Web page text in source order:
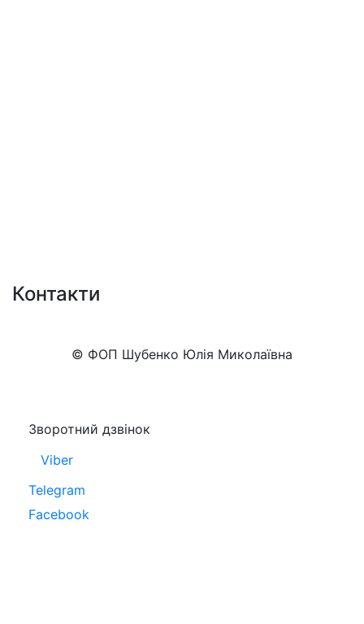
Контакти
© ФОП Шубенко Юлія Миколаївна
Зворотний дзвінок
Viber
Telegram
Facebook